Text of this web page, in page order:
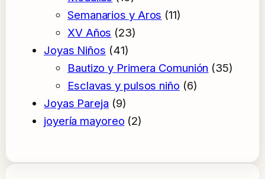
productos
Semanarios y Aros 1111
XV Años 2323
Joyas Niños 4141
productos
Bautizo y Primera Comunión 3535
Esclavas y pulsos niño 66
Joyas Pareja 99
productos
joyería mayoreo 22